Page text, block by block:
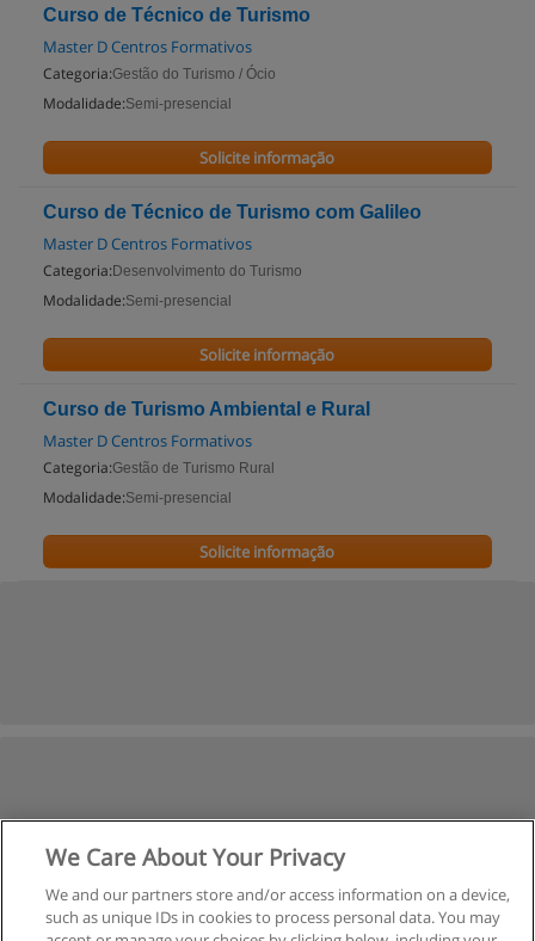
Curso de Técnico de Turismo
Master D Centros Formativos
Categoria:Gestão do Turismo / Ócio
Modalidade:Semi-presencial
Solicite informação
Curso de Técnico de Turismo com Galileo
Master D Centros Formativos
Categoria: Desenvolvimento do Turismo
Modalidade:Semi-presencial
Solicite informação
Curso de Turismo Ambiental e Rural
Master D Centros Formativos
Categoria:Gestão de Turismo Rural
Modalidade:Semi-presencial
Solicite informação
We Care About Your Privacy
We and our partners store and/or access information on a device,
such as unique IDs in cookies to process personal data. You may